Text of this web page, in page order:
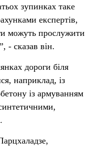
зупинках таке
експертів,
можуть прослужити
- сказав він.
дороги біля
наприклад, із
із армуванням